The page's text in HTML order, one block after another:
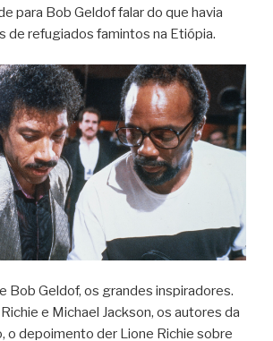
para Bob Geldof falar do que havia
de refugiados famintos na Etiópia.
Bob Geldof, os grandes inspiradores.
e Michael Jackson, os autores da
o depoimento der Lione Richie sobre